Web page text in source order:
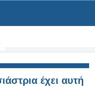
έχει αυτή